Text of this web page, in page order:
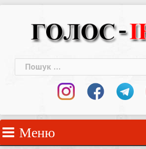
Пошук:
Меню